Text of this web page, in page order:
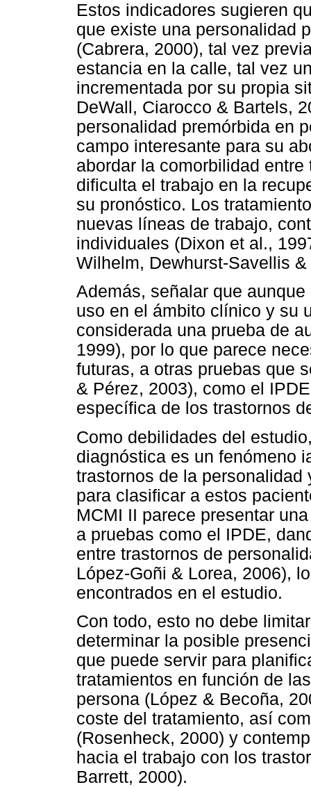
Estos indicadores sugieren
que existe una personalidad
(Cabrera, 2000), tal vez
estancia en la calle, tal vez
incrementada por su propia
DeWall, Ciarocco & Bartels,
personalidad premórbida en
campo interesante para su
abordar la comorbilidad
dificulta el trabajo en la
su pronóstico. Los
nuevas líneas de trabajo,
individuales (Dixon et al.,
Wilhelm, Dewhurst-Savellis
Además, señalar que
uso en el ámbito clínico y su
considerada una prueba de
1999), por lo que parece
futuras, a otras pruebas que
& Pérez, 2003), como el
específica de los trastornos
Como debilidades del
diagnóstica es un fenómeno
trastornos de la
para clasificar a estos
MCMI II parece presentar
a pruebas como el IPDE,
entre trastornos de
López-Goñi & Lorea, 2006),
encontrados en el estudio.
Con todo, esto no debe
determinar la posible
que puede servir para
tratamientos en función de
persona (López & Becoña,
coste del tratamiento, así
(Rosenheck, 2000) y
hacia el trabajo con los
Barrett, 2000).